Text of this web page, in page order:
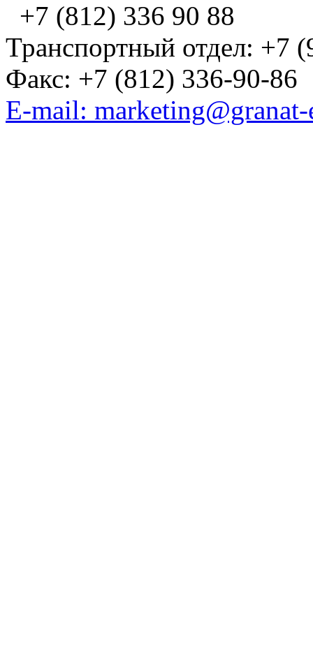
+7 (812) 336 90 88
Транспортный отдел: +7
Факс: +7 (812) 336-90-86
E-mail: